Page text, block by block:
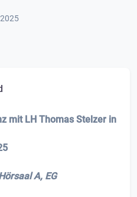
mit LH Thomas Stelzer in
A, EG